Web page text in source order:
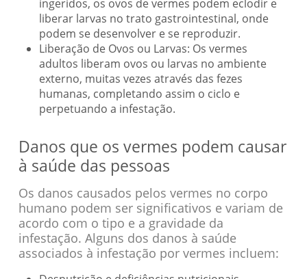
ingeridos, os ovos de vermes podem eclodir e
liberar larvas no trato gastrointestinal, onde
podem se desenvolver e se reproduzir.
Liberação de Ovos ou Larvas: Os vermes
adultos liberam ovos ou larvas no ambiente
externo, muitas vezes através das fezes
humanas, completando assim o ciclo e
perpetuando a infestação.
Danos que os vermes podem causar
à saúde das pessoas
Os danos causados pelos vermes no corpo
humano podem ser significativos e variam de
acordo com o tipo e a gravidade da
infestação. Alguns dos danos à saúde
associados à infestação por vermes incluem: